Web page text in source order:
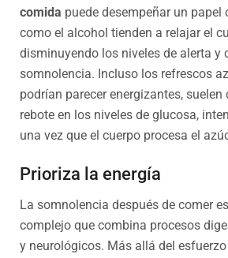
comida puede desempeñar un papel
como el alcohol tienden a relajar el
disminuyendo los niveles de alerta y
somnolencia. Incluso los refrescos
podrían parecer energizantes,
rebote en los niveles de glucosa,
una vez que el cuerpo procesa el
Prioriza la energía
La somnolencia después de comer
complejo que combina procesos
y neurológicos. Más allá del